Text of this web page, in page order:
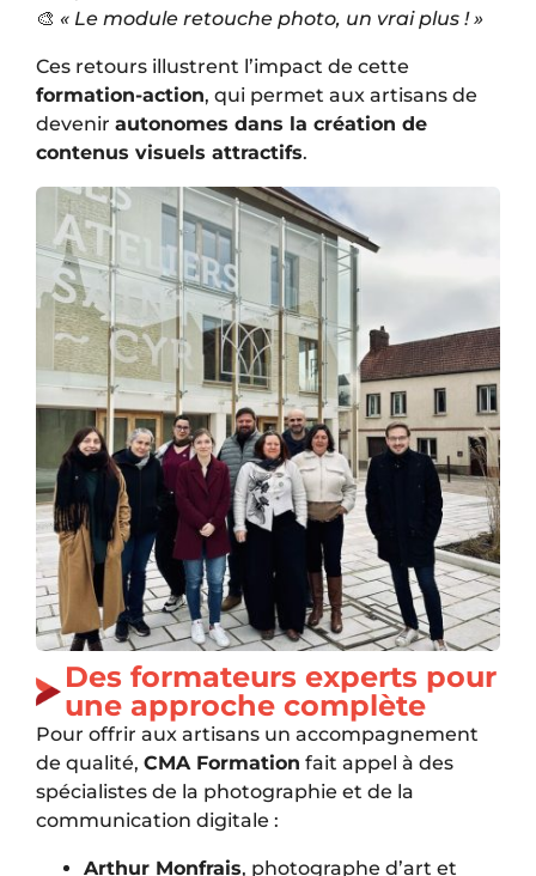
🎨 « Le module retouche photo, un vrai plus ! »
Ces retours illustrent l’impact de cette
formation-action, qui permet aux artisans de
devenir autonomes dans la création de
contenus visuels attractifs.
Des formateurs experts pour
une approche complète
Pour offrir aux artisans un accompagnement
de qualité, CMA Formation fait appel à des
spécialistes de la photographie et de la
communication digitale :
Arthur Monfrais, photographe d’art et